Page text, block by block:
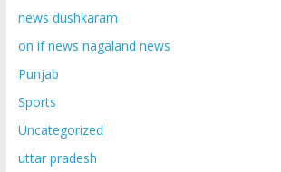
news dushkaram
on if news nagaland news
Punjab
Sports
Uncategorized
uttar pradesh